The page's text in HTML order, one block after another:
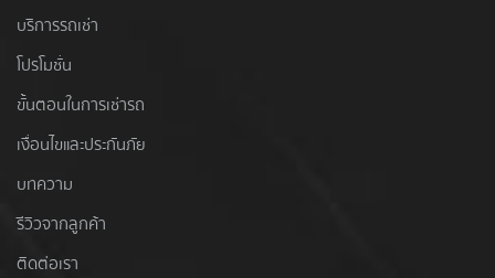
บริการรถเช่า
โปรโมชั่น
ขั้นตอนในการเช่ารถ
เงื่อนไขและประกันภัย
บทความ
รีวิวจากลูกค้า
ติดต่อเรา